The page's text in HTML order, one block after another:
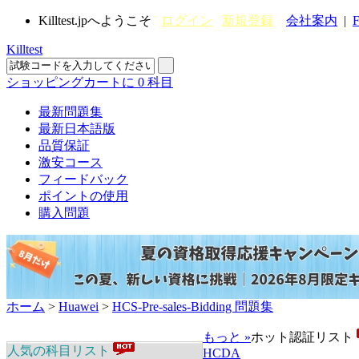
Killtest.jpへようこそ ログイン 新規登録 会社案内 |
Killtest
ショッピングカートに 0 科目
最新問題集
最新日本語版
品質保証
激安コース
フィードバック
ポイントの使用
購入問題
ホーム > Huawei > HCS-Pre-sales-Bidding 問題集
人気の科目リスト
もっと »ホット認証リスト
HCDA